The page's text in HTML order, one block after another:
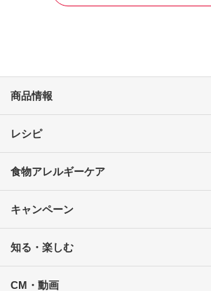
商品情報
レシピ
食物アレルギーケア
キャンペーン
知る・楽しむ
CM・動画